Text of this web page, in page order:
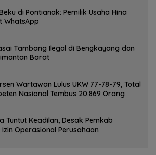
di Pontianak: Pemilik Usaha Hina
WhatsApp
Tambang Ilegal di Bengkayang dan
Barat
Wartawan Lulus UKW 77-78-79, Total
Nasional Tembus 20.869 Orang
Tuntut Keadilan, Desak Pemkab
Operasional Perusahaan